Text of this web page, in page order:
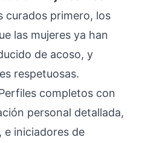
curados primero, los
las mujeres ya han
de acoso, y
respetuosas.
completos con
personal detallada,
e iniciadores de